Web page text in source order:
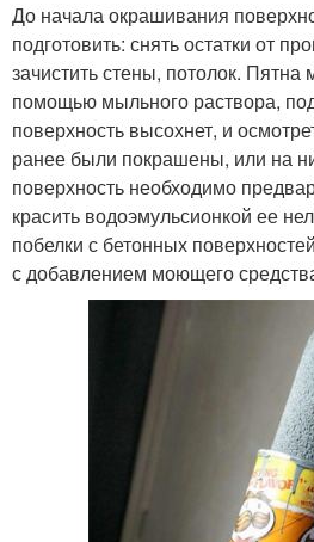
До начала окрашивания
подготовить: снять остатки от
зачистить стены, потолок.
помощью мыльного раствора,
поверхность высохнет, и
ранее были покрашены, или на
поверхность необходимо
красить водоэмульсионкой ее
побелки с бетонных
с добавлением моющего